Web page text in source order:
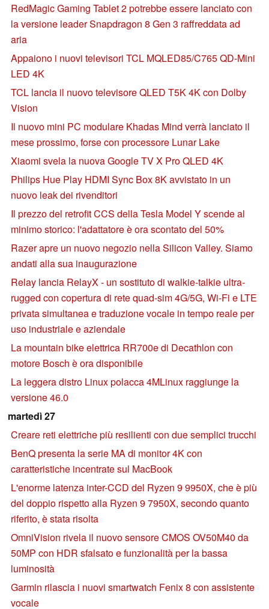
RedMagic Gaming Tablet 2 potrebbe essere lanciato con
la versione leader Snapdragon 8 Gen 3 raffreddata ad
aria
Appaiono i nuovi televisori TCL MQLED85/C765 QD-Mini
LED 4K
TCL lancia il nuovo televisore QLED T5K 4K con Dolby
Vision
Il nuovo mini PC modulare Khadas Mind verrà lanciato il
mese prossimo, forse con processore Lunar Lake
Xiaomi svela la nuova Google TV X Pro QLED 4K
Philips Hue Play HDMI Sync Box 8K avvistato in un
nuovo leak dei rivenditori
Il prezzo del retrofit CCS della Tesla Model Y scende al
minimo storico: l'adattatore è ora scontato del 50%
Razer apre un nuovo negozio nella Silicon Valley. Siamo
andati alla sua inaugurazione
Relay lancia RelayX - un sostituto di walkie-talkie ultra-
rugged con copertura di rete quad-sim 4G/5G, Wi-Fi e LTE
privata simultanea e traduzione vocale in tempo reale per
uso industriale e aziendale
La mountain bike elettrica RR700e di Decathlon con
motore Bosch è ora disponibile
La leggera distro Linux polacca 4MLinux raggiunge la
versione 46.0
martedì 27
Creare reti elettriche più resilienti con due semplici trucchi
BenQ presenta la serie MA di monitor 4K con
caratteristiche incentrate sul MacBook
L'enorme latenza inter-CCD del Ryzen 9 9950X, che è più
del doppio rispetto alla Ryzen 9 7950X, secondo quanto
riferito, è stata risolta
OmniVision rivela il nuovo sensore CMOS OV50M40 da
50MP con HDR sfalsato e funzionalità per la bassa
luminosità
Garmin rilascia i nuovi smartwatch Fenix 8 con assistente
vocale